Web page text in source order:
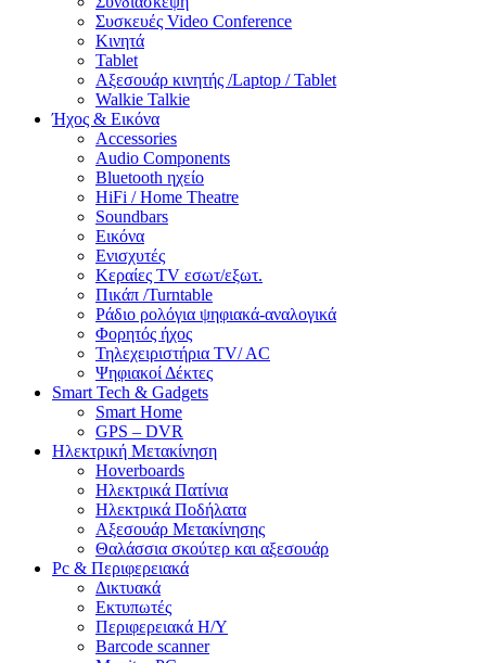
Συσκευές Video Conference
Κινητά
Tablet
Αξεσουάρ κινητής /Laptop / Tablet
Walkie Talkie
Ήχος & Εικόνα
Accessories
Audio Components
Bluetooth ηχείο
HiFi / Home Theatre
Soundbars
Εικόνα
Ενισχυτές
Κεραίες TV εσωτ/εξωτ.
Πικάπ /Turntable
Ράδιο ρολόγια ψηφιακά-αναλογικά
Φορητός ήχος
Τηλεχειριστήρια TV/ AC
Ψηφιακοί Δέκτες
Smart Tech & Gadgets
Smart Home
GPS – DVR
Ηλεκτρική Μετακίνηση
Hoverboards
Ηλεκτρικά Πατίνια
Ηλεκτρικά Ποδήλατα
Αξεσουάρ Μετακίνησης
Θαλάσσια σκούτερ και αξεσουάρ
Pc & Περιφερειακά
Δικτυακά
Εκτυπωτές
Περιφερειακά Η/Υ
Barcode scanner